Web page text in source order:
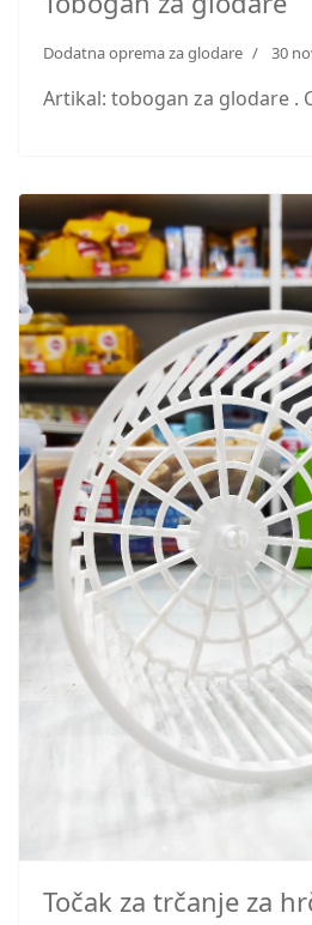
Dodatna oprema za glodare 30
Artikal: tobogan za glodare .
Točak za trčanje za